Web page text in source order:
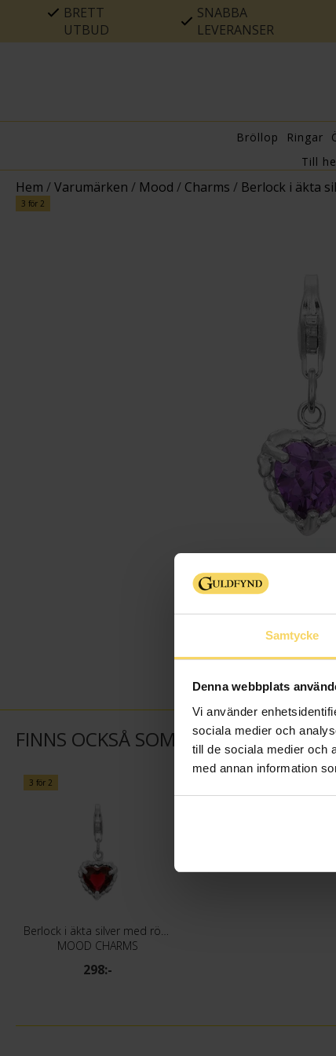
Samtycke
Denna webbplats
Vi använder
sociala medier och
till de sociala medier och
med annan information
BRETT
UTBUD
SNABBA
LEVERANSER
Bröllop Ringar
Till
Hem /Varumärken / Mood / Charms / Berlock i äkta
3 för 2
FINNS OCKSÅ SOM
3 för 2
Berlock i äkta silver med röd hjärta
MOOD CHARMS
298:-